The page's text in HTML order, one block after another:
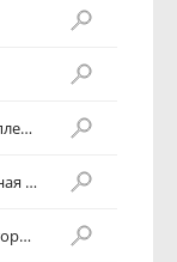
Ось крепления педали
Возвратная пружина
Педаль тормоза